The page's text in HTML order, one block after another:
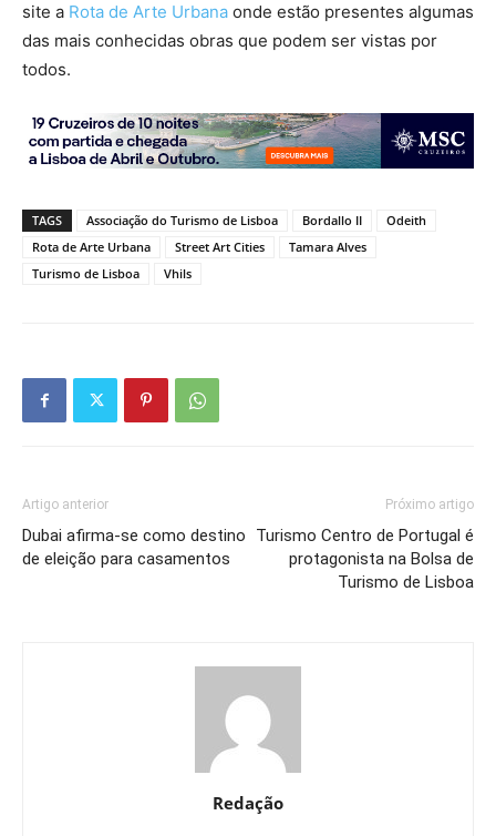
site a Rota de Arte Urbana onde estão presentes algumas
das mais conhecidas obras que podem ser vistas por
todos.
TAGS Associação do Turismo de Lisboa Bordallo II
Odeith
Rota de Arte Urbana
Street Art Cities
Tamara Alves
Turismo de Lisboa
Vhils
Artigo anterior
Dubai afirma-se como destino
de eleição para casamentos
Próximo artigo
Turismo Centro de Portugal é
protagonista na Bolsa de
Turismo de Lisboa
Redação